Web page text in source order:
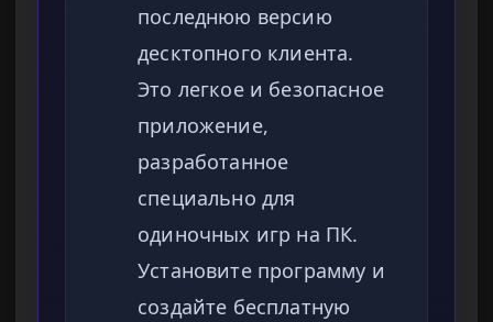
последнюю версию
десктопного клиента.
Это легкое и безопасное
приложение,
разработанное
специально для
одиночных игр на ПК.
Установите программу и
создайте бесплатную